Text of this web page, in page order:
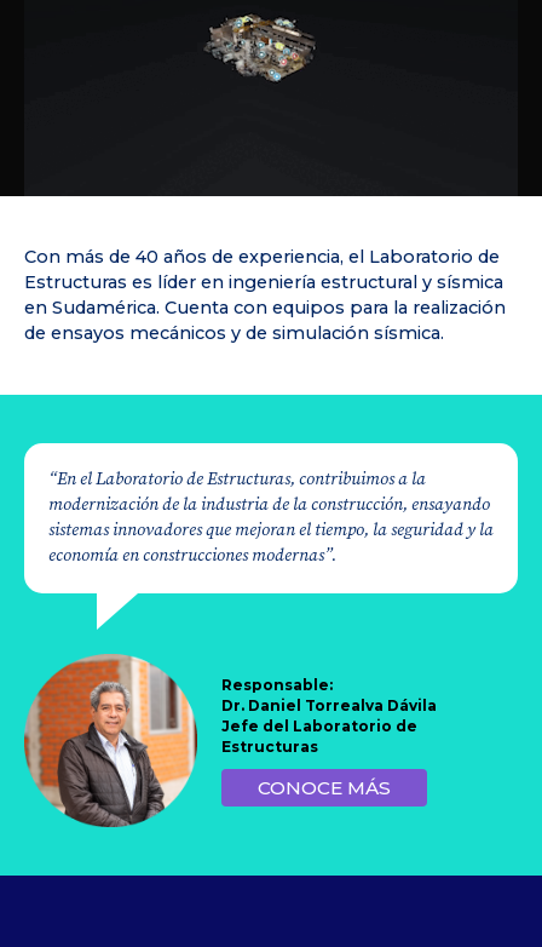
Con más de 40 años de experiencia, el Laboratorio de
Estructuras es líder en ingeniería estructural y sísmica
en Sudamérica. Cuenta con equipos para la realización
de ensayos mecánicos y de simulación sísmica.
“En el Laboratorio de Estructuras, contribuimos a la
modernización de la industria de la construcción, ensayando
sistemas innovadores que mejoran el tiempo, la seguridad y la
economía en construcciones modernas”.
Responsable:
Dr. Daniel Torrealva Dávila
Jefe del Laboratorio de
Estructuras
CONOCE MÁS